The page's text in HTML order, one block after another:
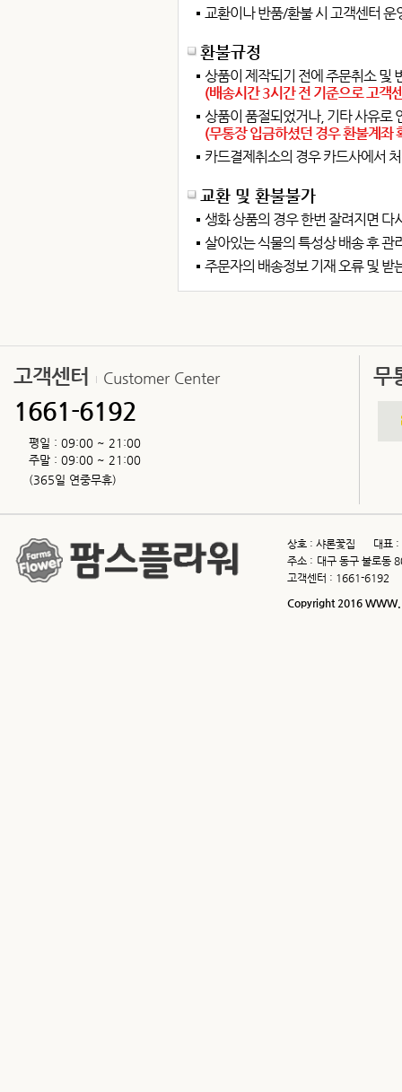
교환이나 반품/환불 시 고객센터
환불규정
상품이 제작되기 전에 주문취소 및
(배송시간 3시간 전 기준으로 고객
상품이 품절되었거나, 기타 사유로
(무통장 입금하셨던 경우 환불계좌
카드결제취소의 경우 카드사에서
교환 및 환불불가
생화 상품의 경우 한번 잘려지면 다
살아있는 식물의 특성상 배송 후 관
주문자의 배송정보 기재 오류 및 받
고객센터 Customer Center
1661-6192
평일 : 09:00 ~ 21:00
주말 : 09:00 ~ 21:00
(365일 연중무휴)
무
상호 : 샤론꽃집
대표 :
주소 : 대구 동구 불로동
고객센터 : 1661-6192
Copyright 2016